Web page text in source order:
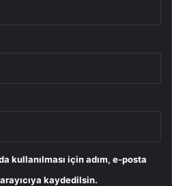
kullanılması için adım, e-posta
kaydedilsin.